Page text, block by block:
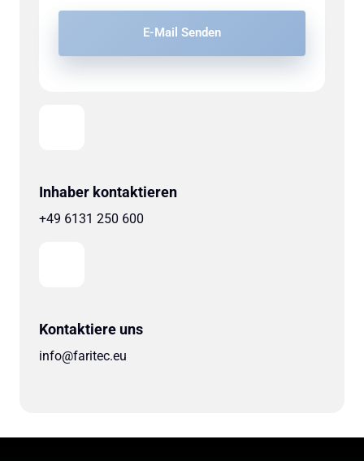
E-Mail Senden
Inhaber kontaktieren
+49 6131 250 600
Kontaktiere uns
info@faritec.eu